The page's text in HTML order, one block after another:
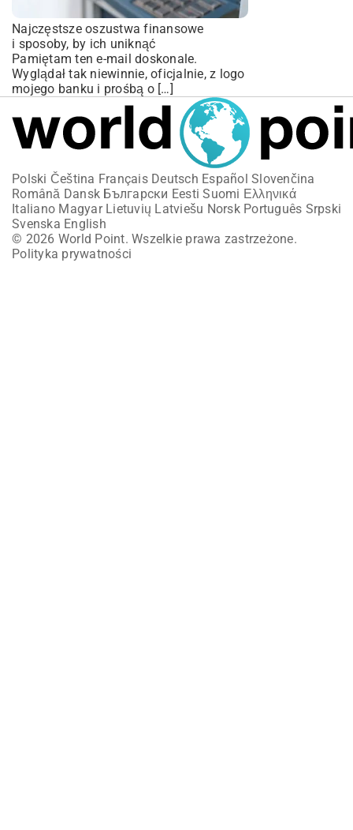
Najczęstsze oszustwa finansowe
i sposoby, by ich uniknąć
Pamiętam ten e-mail doskonale.
Wyglądał tak niewinnie, oficjalnie, z logo
mojego banku i prośbą o […]
Polski Čeština Français Deutsch Español Slovenčina
Română Dansk Български Eesti Suomi Ελληνικά
Italiano Magyar Lietuvių Latviešu Norsk Português Srpski
Svenska English
© 2026 World Point. Wszelkie prawa zastrzeżone.
Polityka prywatności